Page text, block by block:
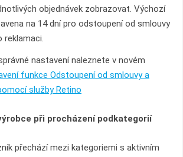
objednávek zobrazovat. Výchozí
na 14 dní pro odstoupení od smlouvy
reklamaci.
nastavení naleznete v novém
funkce Odstoupení od smlouvy a
služby Retino
při procházení podkategorií
přechází mezi kategoriemi s aktivním